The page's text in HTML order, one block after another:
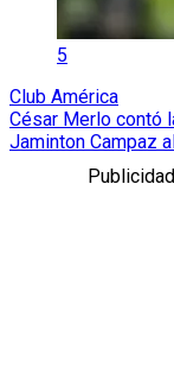
5
Club América
César Merlo contó
Jaminton Campaz
Publicidad